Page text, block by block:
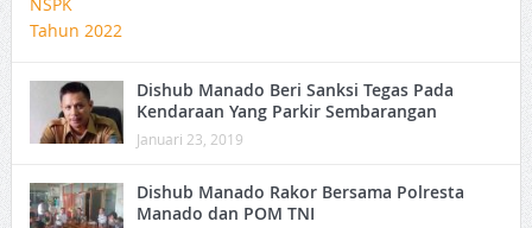
Dishub Manado Beri Sanksi Tegas Pada
Kendaraan Yang Parkir Sembarangan
Januari 23, 2019
Dishub Manado Rakor Bersama Polresta
Manado dan POM TNI